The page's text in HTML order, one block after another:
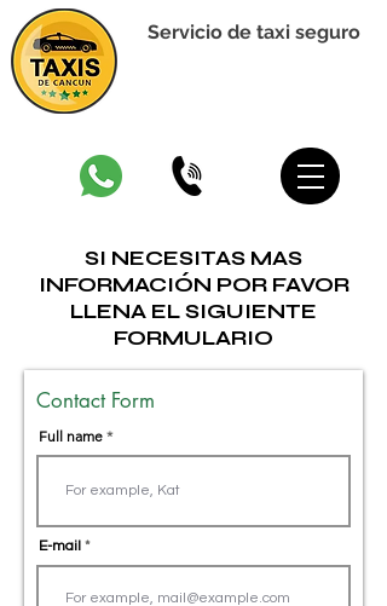
Servicio de taxi seguro
SI NECESITAS MAS
INFORMACIÓN POR FAVOR
LLENA EL SIGUIENTE
FORMULARIO
Contact Form
Full name
E-mail